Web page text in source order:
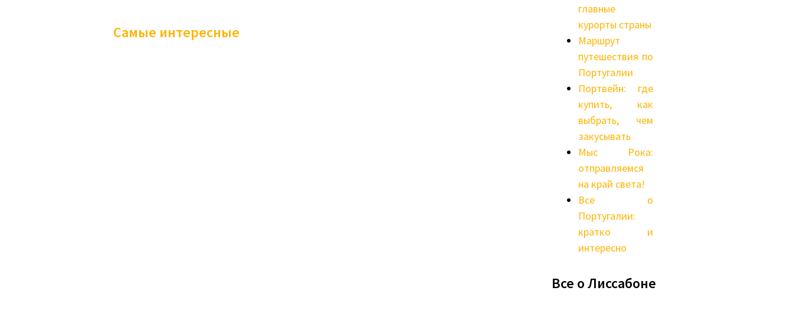
Самые интересные
главные
курорты страны
Маршрут
путешествия по
Португалии
Портвейн: где
купить, как
выбрать, чем
закусывать
Мыс Рока:
отправляемся
на край света!
Все о
Португалии:
кратко и
интересно
Все о Лиссабоне